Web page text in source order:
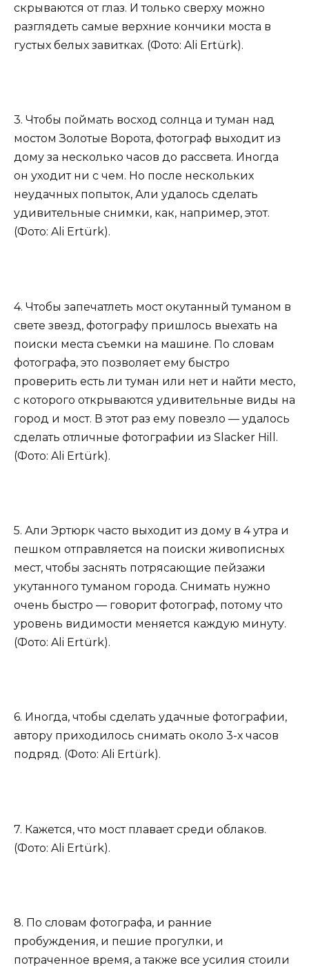
скрываются от глаз. И только сверху можно
разглядеть самые верхние кончики моста в
густых белых завитках. (Фото: Ali Ertürk).
3. Чтобы поймать восход солнца и туман над
мостом Золотые Ворота, фотограф выходит из
дому за несколько часов до рассвета. Иногда
он уходит ни с чем. Но после нескольких
неудачных попыток, Али удалось сделать
удивительные снимки, как, например, этот.
(Фото: Ali Ertürk).
4. Чтобы запечатлеть мост окутанный туманом в
свете звезд, фотографу пришлось выехать на
поиски места съемки на машине. По словам
фотографа, это позволяет ему быстро
проверить есть ли туман или нет и найти место,
с которого открываются удивительные виды на
город и мост. В этот раз ему повезло — удалось
сделать отличные фотографии из Slacker Hill.
(Фото: Ali Ertürk).
5. Али Эртюрк часто выходит из дому в 4 утра и
пешком отправляется на поиски живописных
мест, чтобы заснять потрясающие пейзажи
укутанного туманом города. Снимать нужно
очень быстро — говорит фотограф, потому что
уровень видимости меняется каждую минуту.
(Фото: Ali Ertürk).
6. Иногда, чтобы сделать удачные фотографии,
автору приходилось снимать около 3-х часов
подряд. (Фото: Ali Ertürk).
7. Кажется, что мост плавает среди облаков.
(Фото: Ali Ertürk).
8. По словам фотографа, и ранние
пробуждения, и пешие прогулки, и
потраченное время, а также все усилия стоили